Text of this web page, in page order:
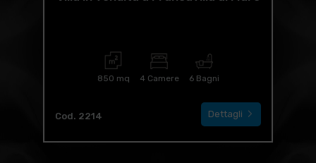
850 mq 4 Camere 6 Bagni
Cod. 2214 Dettagli